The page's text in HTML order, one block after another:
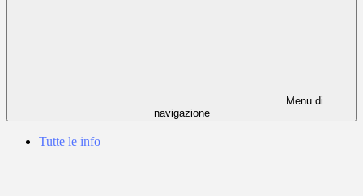
Menu di
navigazione
Tutte le info